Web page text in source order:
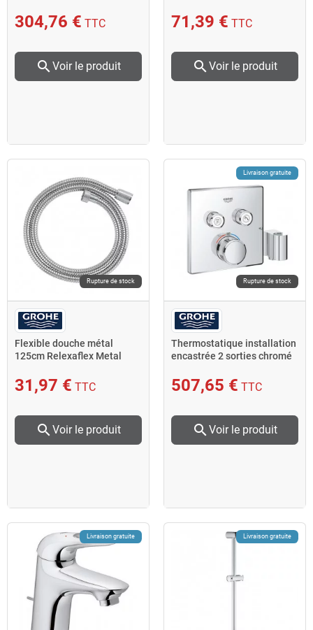
304,76 € TTC
search Voir le produit
71,39 € TTC
search Voir le produit
Rupture de stock
Flexible douche métal
125cm Relexaflex Metal
31,97 € TTC
search Voir le produit
Livraison gratuite
Rupture de stock
Thermostatique installation
encastrée 2 sorties chromé
507,65 € TTC
search Voir le produit
Livraison gratuite Livraison gratuite